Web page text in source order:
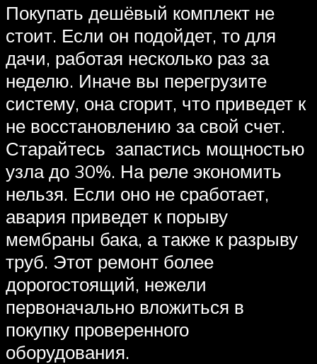
Покупать дешёвый комплект не
стоит. Если он подойдет, то для
дачи, работая несколько раз за
неделю. Иначе вы перегрузите
систему, она сгорит, что приведет к
не восстановлению за свой счет.
Старайтесь запастись мощностью
узла до 30%. На реле экономить
нельзя. Если оно не сработает,
авария приведет к порыву
мембраны бака, а также к разрыву
труб. Этот ремонт более
дорогостоящий, нежели
первоначально вложиться в
покупку проверенного
оборудования.